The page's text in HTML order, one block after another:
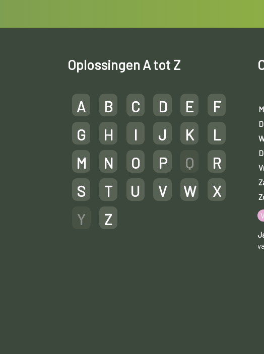
Oplossingen A tot Z
A B C D E
F
G
H I J K
L
M
N O P Q
R
S
T U V W
X
Y
Z